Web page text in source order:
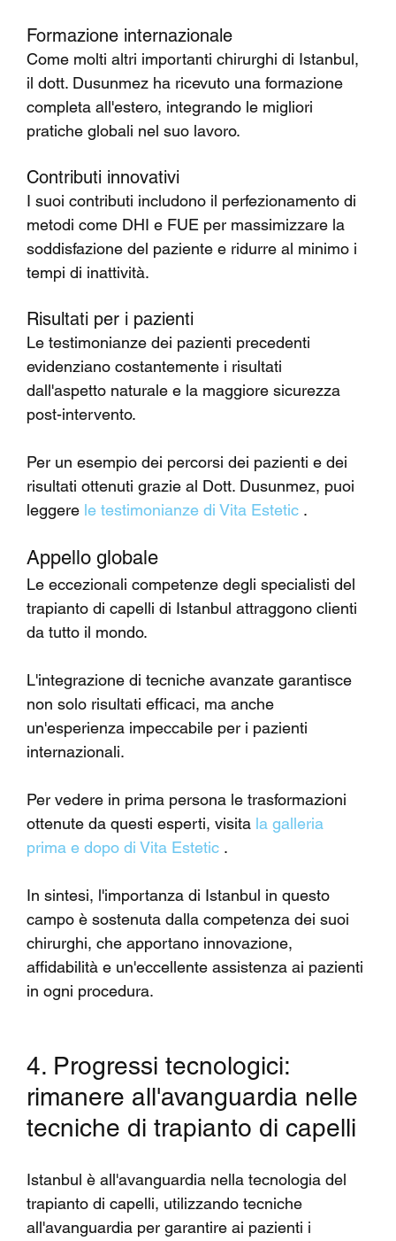
Formazione internazionale
Come molti altri importanti chirurghi di Istanbul,
il dott. Dusunmez ha ricevuto una formazione
completa all'estero, integrando le migliori
pratiche globali nel suo lavoro.
Contributi innovativi
I suoi contributi includono il perfezionamento di
metodi come DHI e FUE per massimizzare la
soddisfazione del paziente e ridurre al minimo i
tempi di inattività.
Risultati per i pazienti
Le testimonianze dei pazienti precedenti
evidenziano costantemente i risultati
dall'aspetto naturale e la maggiore sicurezza
post-intervento.
Per un esempio dei percorsi dei pazienti e dei
risultati ottenuti grazie al Dott. Dusunmez, puoi
leggere le testimonianze di Vita Estetic .
Appello globale
Le eccezionali competenze degli specialisti del
trapianto di capelli di Istanbul attraggono clienti
da tutto il mondo.
L'integrazione di tecniche avanzate garantisce
non solo risultati efficaci, ma anche
un'esperienza impeccabile per i pazienti
internazionali.
Per vedere in prima persona le trasformazioni
ottenute da questi esperti, visita la galleria
prima e dopo di Vita Estetic .
In sintesi, l'importanza di Istanbul in questo
campo è sostenuta dalla competenza dei suoi
chirurghi, che apportano innovazione,
affidabilità e un'eccellente assistenza ai pazienti
in ogni procedura.
4. Progressi tecnologici:
rimanere all'avanguardia nelle
tecniche di trapianto di capelli
Istanbul è all'avanguardia nella tecnologia del
trapianto di capelli, utilizzando tecniche
all'avanguardia per garantire ai pazienti i